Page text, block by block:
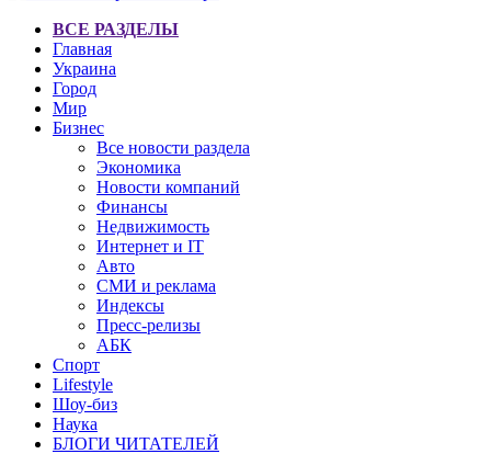
ВСЕ РАЗДЕЛЫ
Главная
Украина
Город
Мир
Бизнес
Все новости раздела
Экономика
Новости компаний
Финансы
Недвижимость
Интернет и IT
Авто
СМИ и реклама
Индексы
Пресс-релизы
АБК
Спорт
Lifestyle
Шоу-биз
Наука
БЛОГИ ЧИТАТЕЛЕЙ